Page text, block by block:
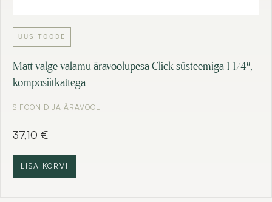
UUS TOODE
Matt valge valamu äravoolupesa Click süsteemiga 1 1/4″,
komposiitkattega
SIFOONID JA ÄRAVOOL
37,10 €
LISA KORVI